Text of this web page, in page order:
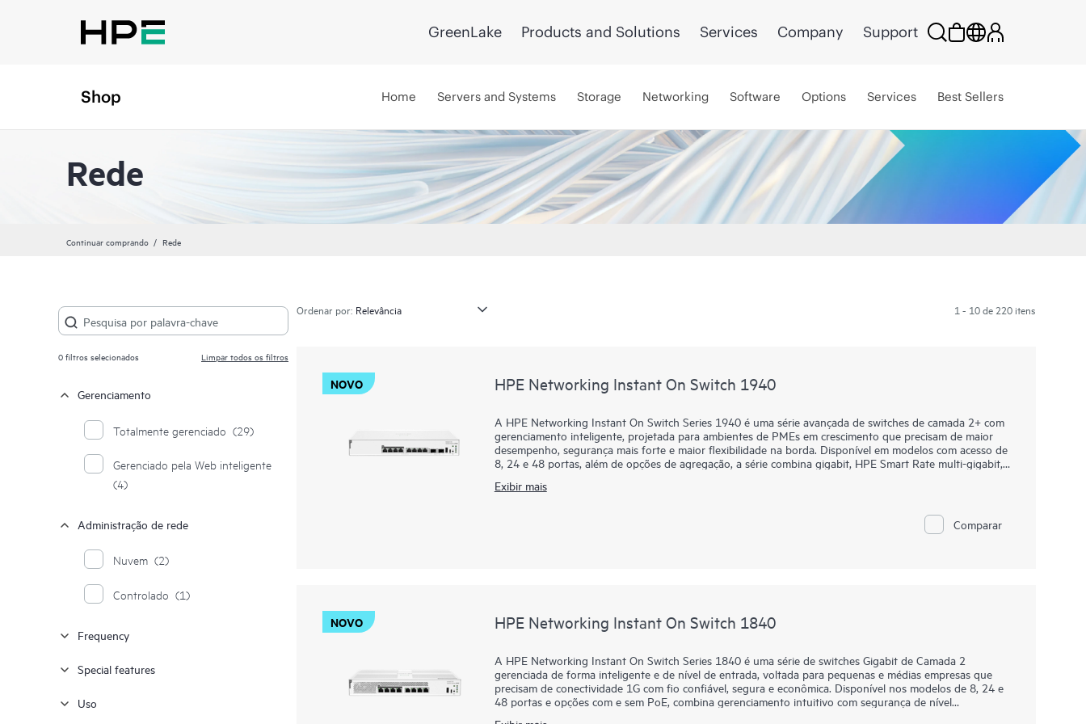
GreenLake Products and Solutions Services Company Support
Shop Home Servers and Systems Storage Networking Software Options Services Best Sellers
Rede
Continuar comprando Rede
0filtros selecionados Limpar todos os filtros
Gerenciamento
Totalmente gerenciado (29)
Gerenciado pela Web inteligente
(4)
Administração de rede
Nuvem (2)
Controlado (1)
Frequency
Special features
Uso
Ordenar por: 1 - 10 de 220 itens
NOVO HPE Networking Instant On Switch 1940
A HPE Networking Instant On Switch Series 1940 é uma série avançada de switches de camada 2+ com
gerenciamento inteligente, projetada para ambientes de PMEs em crescimento que precisam de maior
desempenho, segurança mais forte e maior flexibilidade na borda. Disponível em modelos com acesso de
8, 24 e 48 portas, além de opções de agregação, a série combina gigabit, HPE Smart Rate multi-gigabit,
dados e prontas para IA.
Os administradores podem implantar e gerenciar a série por meio do Instant On Cloud Portal, do
aplicativo móvel ou da interface gráfica local da web, enquanto recursos como Comandos de Operações
Exibir mais
Comparar
NOVO HPE Networking Instant On Switch 1840
A HPE Networking Instant On Switch Series 1840 é uma série de switches Gigabit de Camada 2
gerenciada de forma inteligente e de nível de entrada, voltada para pequenas e médias empresas que
precisam de conectividade 1G com fio confiável, segura e econômica. Disponível nos modelos de 8, 24 e
48 portas e opções com e sem PoE, combina gerenciamento intuitivo com segurança de nível